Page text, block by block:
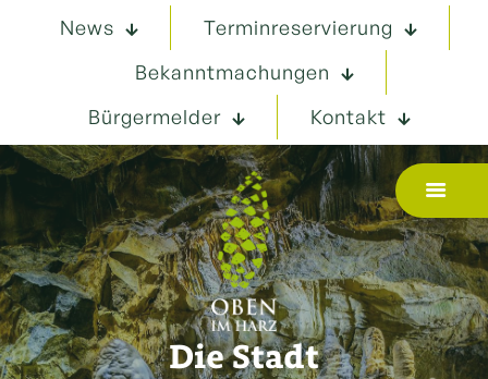
News
Terminreservierung
Bekanntmachungen
Bürgermelder
Kontakt
Die Stadt